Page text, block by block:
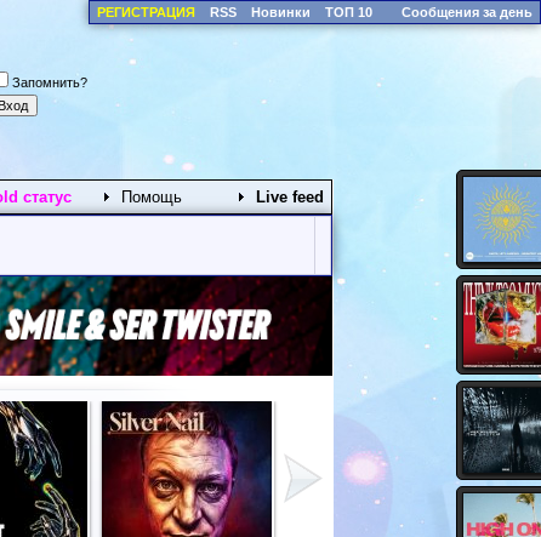
РЕГИСТРАЦИЯ RSS Новинки ТОП 10 Сообщения за день
Запомнить?
статус Помощь Live feed